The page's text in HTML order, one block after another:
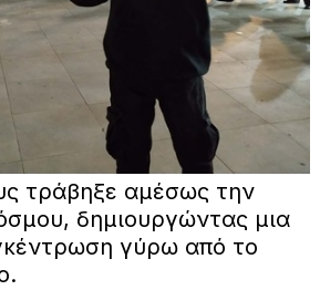
τράβηξε αμέσως την
δημιουργώντας μια
γύρω από το